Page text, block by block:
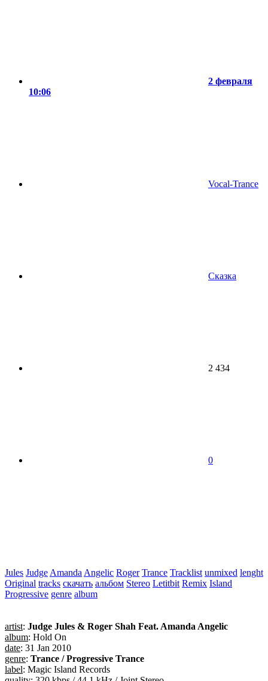
2 февраля
10:06
Vocal-Trance
Сказка
2 434
0
Jules JudgeAmandaAngelic Roger Trance Tracklist unmixed lenght
Original tracks скачать альбом Stereo Letitbit Remix Island
Progressive genre album
artist: Judge Jules & Roger Shah Feat. Amanda Angelic
album: Hold On
date: 31 Jan 2010
genre: Trance / Progressive Trance
label: Magic Island Records